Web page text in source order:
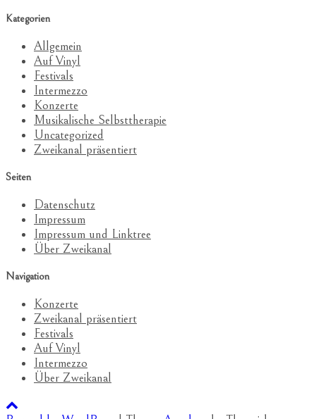
Kategorien
Allgemein
Auf Vinyl
Festivals
Intermezzo
Konzerte
Musikalische Selbsttherapie
Uncategorized
Zweikanal präsentiert
Seiten
Datenschutz
Impressum
Impressum und Linktree
Über Zweikanal
Navigation
Konzerte
Zweikanal präsentiert
Festivals
Auf Vinyl
Intermezzo
Über Zweikanal